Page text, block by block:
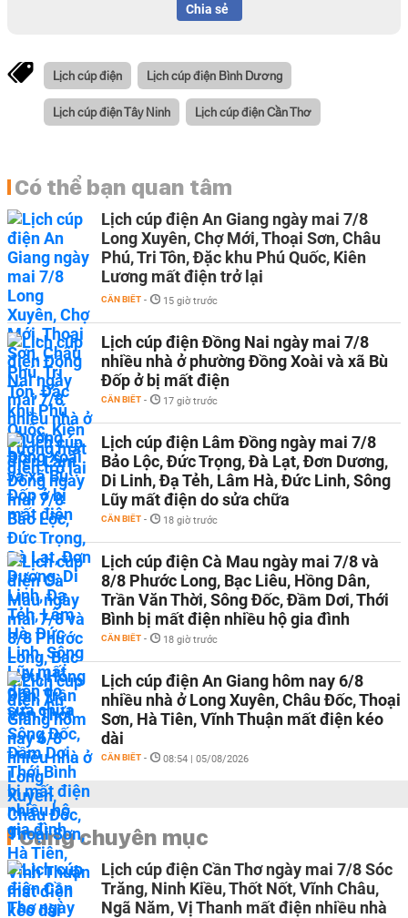
Chia sẻ
Lịch cúp điện Lịch cúp điện Bình Dương
Lịch cúp điện Tây Ninh Lịch cúp điện Cần Thơ
Có thể bạn quan tâm
Lịch cúp điện An Giang ngày mai 7/8
Long Xuyên, Chợ Mới, Thoại Sơn, Châu
Phú, Tri Tôn, Đặc khu Phú Quốc, Kiên
Lương mất điện trở lại
CẦN BIẾT - 15 giờ trước
Lịch cúp điện Đồng Nai ngày mai 7/8
nhiều nhà ở phường Đồng Xoài và xã Bù
Đốp ở bị mất điện
CẦN BIẾT - 17 giờ trước
Lịch cúp điện Lâm Đồng ngày mai 7/8
Bảo Lộc, Đức Trọng, Đà Lạt, Đơn Dương,
Di Linh, Đạ Tẻh, Lâm Hà, Đức Linh, Sông
Lũy mất điện do sửa chữa
CẦN BIẾT - 18 giờ trước
Lịch cúp điện Cà Mau ngày mai 7/8 và
8/8 Phước Long, Bạc Liêu, Hồng Dân,
Trần Văn Thời, Sông Đốc, Đầm Dơi, Thới
Bình bị mất điện nhiều hộ gia đình
CẦN BIẾT - 18 giờ trước
Lịch cúp điện An Giang hôm nay 6/8
nhiều nhà ở Long Xuyên, Châu Đốc, Thoại
Sơn, Hà Tiên, Vĩnh Thuận mất điện kéo
dài
CẦN BIẾT - 08:54 | 05/08/2026
Cùng chuyên mục
Lịch cúp điện Cần Thơ ngày mai 7/8 Sóc
Trăng, Ninh Kiều, Thốt Nốt, Vĩnh Châu,
Ngã Năm, Vị Thanh mất điện nhiều nhà